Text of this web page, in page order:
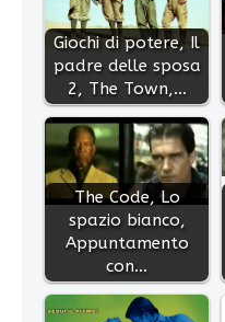
Giochi di potere, Il
padre delle sposa
2, The Town,…
The Code, Lo
spazio bianco,
Appuntamento
con…